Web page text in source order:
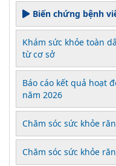
Biến chứng bệnh
Khám sức khỏe toàn
từ cơ sở
Báo cáo kết quả hoạt
năm 2026
Chăm sóc sức khỏe
Chăm sóc sức khỏe